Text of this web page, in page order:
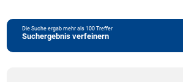
Die Suche ergab mehr als 100 Treffer
Suchergebnis verfeinern